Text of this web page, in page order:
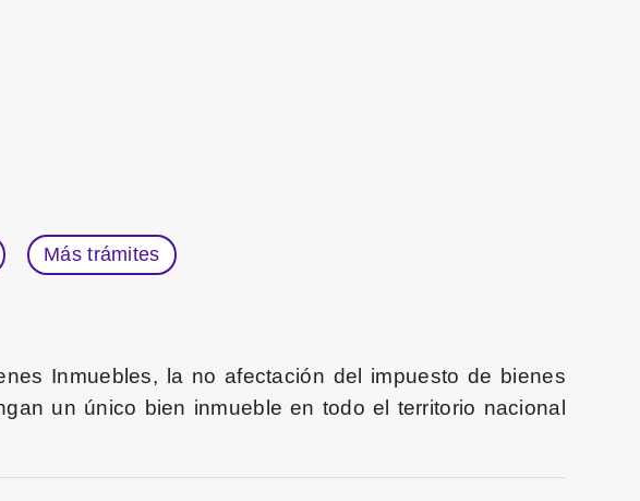
Más trámites
Inmuebles, la no afectación del impuesto de bienes
un único bien inmueble en todo el territorio nacional